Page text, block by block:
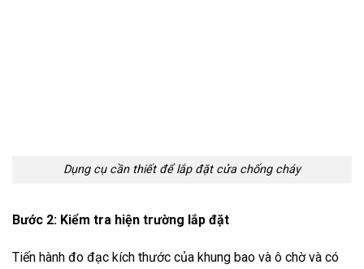
Dụng cụ cần thiết để lắp đặt cửa chống cháy
Bước 2: Kiểm tra hiện trường lắp đặt
Tiến hành đo đạc kích thước của khung bao và ô chờ và có